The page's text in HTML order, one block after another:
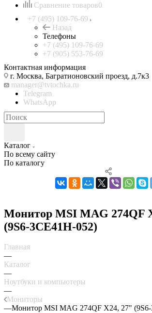
Сравнение товаров0
+7 (495) 109-76-69
Назад
Телефоны
+7 (495) 109-76-69
+7 (905) 553-76-69
Контактная информация
г. Москва, Багратионовский проезд, д.7к3
manager@tvtochka.ru
Telegram
WhatsApp
Каталог
По всему сайту
По каталогу
Монитор MSI MAG 274QF
(9S6-3CE41H-052)
Главная
—
Каталог
—
Ноутбуки и компьютеры
—
Мониторы
—Монитор MSI MAG 274QF X24, 27"